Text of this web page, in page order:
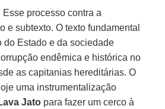
Esse processo contra a
e subtexto. O texto fundamental
do Estado e da sociedade
endêmica e histórica no
as capitanias hereditárias. O
uma instrumentalização
Jato para fazer um cerco à